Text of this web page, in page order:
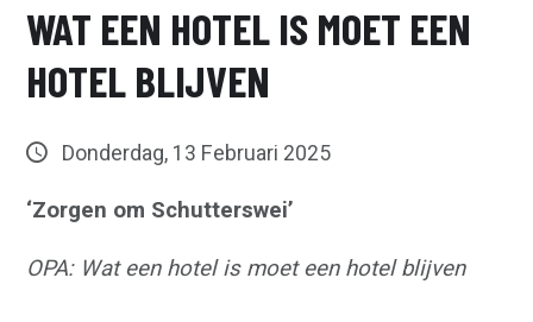
WAT EEN HOTEL IS MOET EEN
HOTEL BLIJVEN
Donderdag, 13 Februari 2025
‘Zorgen om Schutterswei’
OPA: Wat een hotel is moet een hotel blijven